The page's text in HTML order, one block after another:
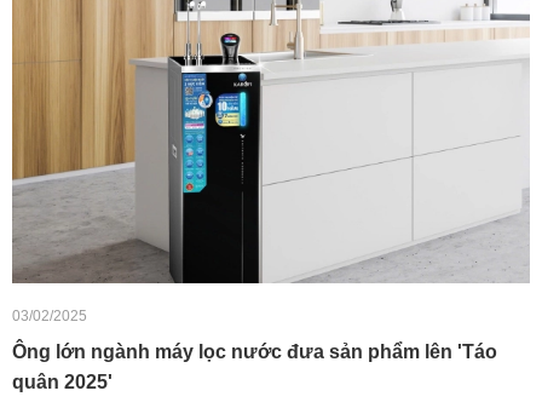
03/02/2025
Ông lớn ngành máy lọc nước đưa sản phẩm lên 'Táo
quân 2025'